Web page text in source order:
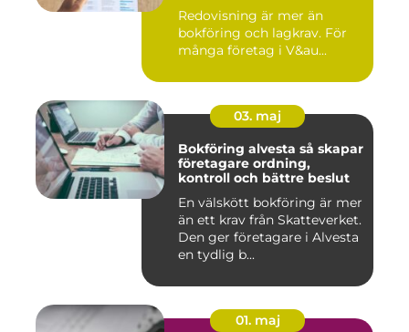
Redovisning är mer än
bokföring och lagkrav. För
många företag i V&au...
03. maj
Bokföring alvesta så skapar
företagare ordning,
kontroll och bättre beslut
En välskött bokföring är mer
än ett krav från Skatteverket.
Den ger företagare i Alvesta
en tydlig b...
01. maj